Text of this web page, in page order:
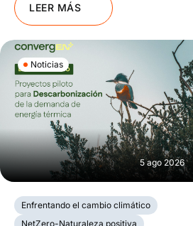
LEER MÁS
Noticias
5 ago 2026
Enfrentando el cambio climático
NetZero-Naturaleza positiva